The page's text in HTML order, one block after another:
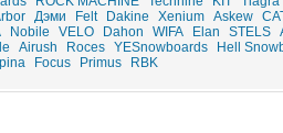
Дэми Felt Dakine Xenium Askew
Nobile VELO Dahon WIFA Elan STELS
Airush Roces YESnowboards
Hell
Focus Primus RBK